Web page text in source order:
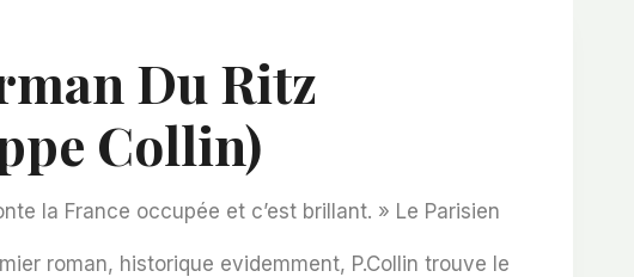
Du Ritz
Collin)
la France occupée et c’est brillant. » Le Parisien
roman, historique evidemment, P.Collin trouve le